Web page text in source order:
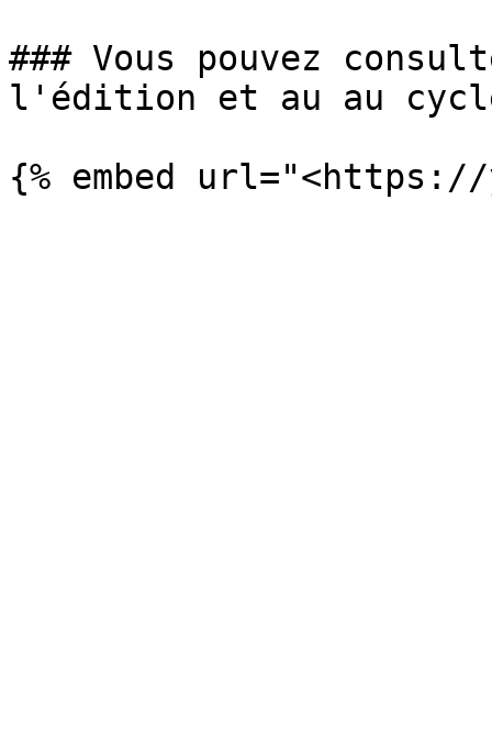
### Vous pouvez
l'édition et au au cycle